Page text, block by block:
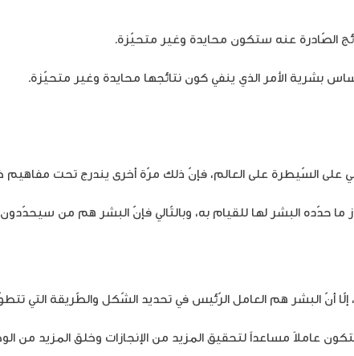
الصّادرة عنه ستكون محايدة وغير متحيّزة.
بشرية الأمر الذي ينفي كون نتائجها محايدة وغير متحيّزة.
على السّيطرة على العالم، فإنّ ذلك مرّة أخرى يندرج تحت
حدّده البشر لها للقيام به، وبالتّالي فإنّ البشر هم من
أنّ البشر هم العامل الرّئيس في تحديد الشّكل والطّريقة التي
مساعداً لتحقيق المزيد من الإنجازات وخلق المزيد من